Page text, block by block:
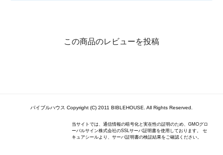
この商品のレビューを投稿
バイブルハウス Copyright (C) 2011 BIBLEHOUSE. All Rights Reserved.
当サイトでは、通信情報の暗号化と実在性の証明のため、GMOグロ
ーバルサイン株式会社のSSLサーバ証明書を使用しております。 セ
キュアシールより、サーバ証明書の検証結果をご確認ください。